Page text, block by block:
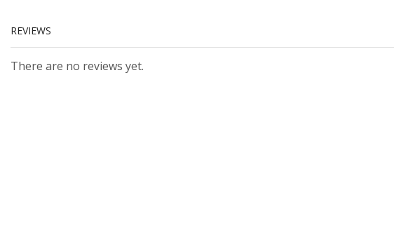
REVIEWS
There are no reviews yet.